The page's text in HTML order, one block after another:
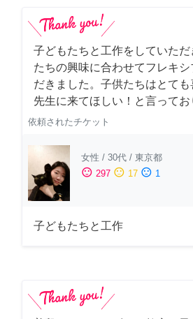
子どもたちと工作をしていた
たちの興味に合わせてフレキ
だきました。子供たちはとて
先生に来てほしい！と言ってお
依頼されたチケット
女性 / 30代 / 東京都
sentiment_satisfied 297 sentiment_neutral 17 sentiment_dissatisfied 1
子どもたちと工作